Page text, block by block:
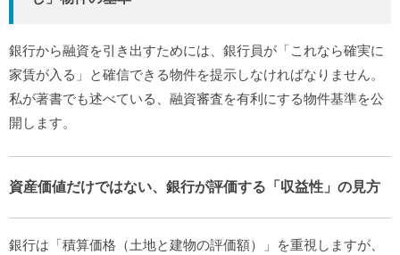
銀行から融資を引き出すためには、銀行員が「これなら確実に
家賃が入る」と確信できる物件を提示しなければなりません。
私が著書でも述べている、融資審査を有利にする物件基準を公
開します。
資産価値だけではない、銀行が評価する「収益性」の見方
銀行は「積算価格（土地と建物の評価額）」を重視しますが、